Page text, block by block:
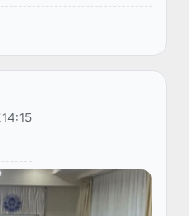
водой и
и социал...
14:15